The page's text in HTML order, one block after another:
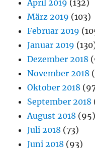
April 2019 (132)
März 2019 (103)
Februar 2019
Januar 2019
Dezember 2018
November 2018
Oktober 2018
September 2018
August 2018 (95)
Juli 2018 (73)
Juni 2018 (93)